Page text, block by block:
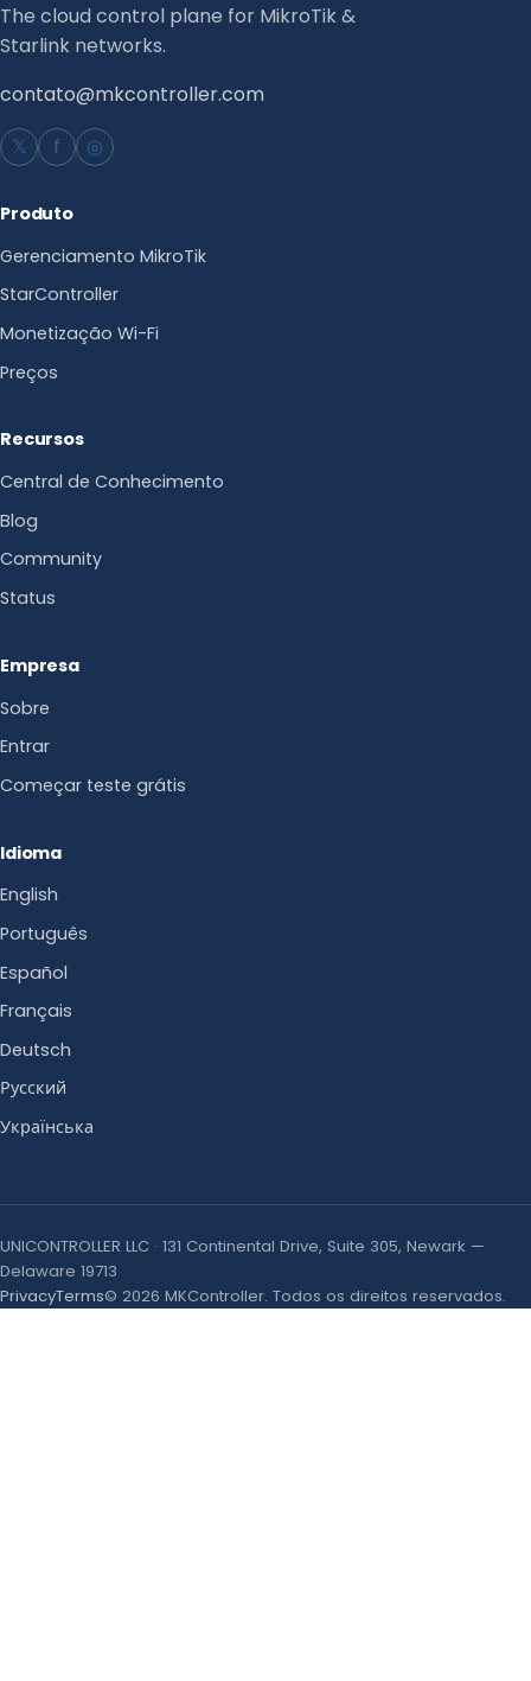
The cloud control plane for MikroTik &
Starlink networks.
contato@mkcontroller.com
𝕏
f ◎
Produto
Gerenciamento MikroTik
StarController
Monetização Wi-Fi
Preços
Recursos
Central de Conhecimento
Blog
Community
Status
Empresa
Sobre
Entrar
Começar teste grátis
Idioma
English
Português
Español
Français
Deutsch
Русский
Українська
UNICONTROLLER LLC · 131 Continental Drive, Suite 305, Newark —
Delaware 19713
PrivacyTerms© 2026 MKController. Todos os direitos reservados.